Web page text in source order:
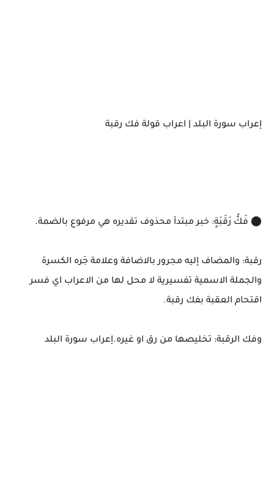
إعراب سورة البلد | اعراب قولة فك رقبة
⬤ فَكُّ رَقَبَةٍ: خبر مبتدأ محذوف تقديره هي مرفوع بالضمة.
رقبة: والمضاف إليه مجرور بالاضافة وعلامة جَره الكسرة
والجملة الاسمية تفسيرية لا محل لها من الاعراب اي فسر
اقتحام العقبة بفك رقبة.
وفك الرقبة: تخليصها من رق او غيره.إعراب سورة البلد